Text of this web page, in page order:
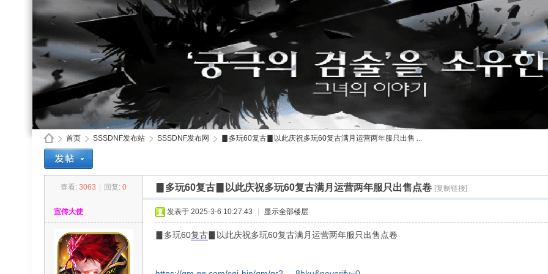
首页
›
SSSDNF发布站 SSSDNF发布网
›
▊多玩60复古▊以此庆祝多玩60复古满月运营两年服只出售 ...
查看: 3063 回复: 0 ▊多玩60复古▊以此庆祝多玩60复古满月运营两年服只出售点卷 [复制链接]
宣传大使 发表于 2025-3-6 10:27:43 显示全部楼层
▊多玩60复古▊以此庆祝多玩60复古满月运营两年服只出售点卷